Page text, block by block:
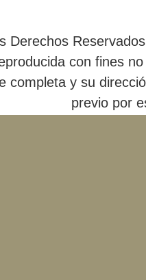
Derechos
con fines
completa y su
previo por